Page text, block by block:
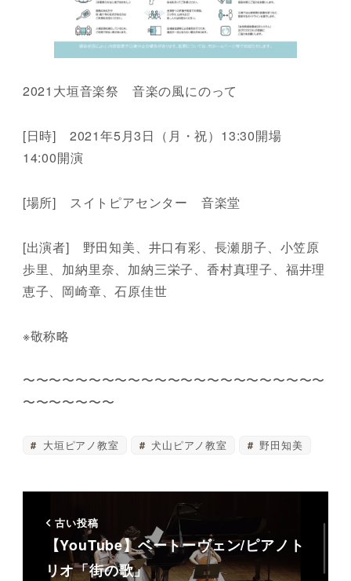
2021大垣音楽祭 音楽の風にのって
[日時] 2021年5月3日（月・祝）13:30開場
14:00開演
[場所] スイトピアセンター 音楽堂
[出演者] 野田知美、井口有彩、長瀬朋子、小笠原
歩里、加納里奈、加納三栄子、香村真理子、福井理
恵子、岡崎章、石原佳世
※敬称略
〜〜〜〜〜〜〜〜〜〜〜〜〜〜〜〜〜〜〜〜〜〜〜
〜〜〜〜〜〜〜
大垣ピアノ教室 犬山ピアノ教室 野田知美
古い投稿
【YouTube】ベートーヴェン/ピアノト
リオ「街の歌」